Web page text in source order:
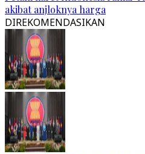
akibat anjloknya harga
DIREKOMENDASIKAN